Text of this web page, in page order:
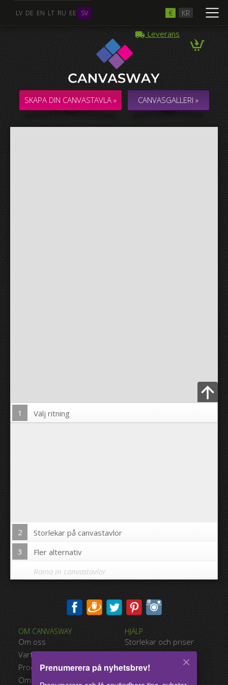
LV DE EN LT RU EE SV € KR
Leverans
SKAPA DIN CANVASTAVLA » CANVASGALLERI »
Ladda upp foto
1 Välj ritning
2
Storlekar på canvastavlor
3
Fler alternativ
Skriva ut bilden på kanterna av din canvastavla:
Nej
Rama in canvastavlor
Flera Foton
COLLAGE / KOMPOSITION med flera foton
OM CANVASWAY
Om oss
Varför Canvasway.com
Produktkvalitet
Omdömen
HJÄLP
Storlekar och priser
Betalningsalternativ
Typer av leverans
Användarvillkor
Prenumerera på nyhetsbrev!